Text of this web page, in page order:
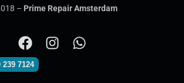
– Prime Repair Amsterdam
F
a
c
I
n
W
h
239 7124